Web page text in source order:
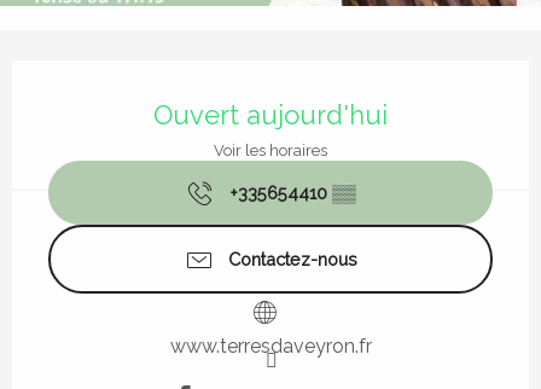
Ouvert aujourd'hui
Voir les horaires
+335654410 ▒▒
Contactez-nous
www.terresdaveyron.fr